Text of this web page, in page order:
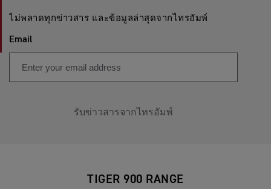
ไม่พลาดทุกข่าวสาร และข้อมูลล่าสุดจากไทรอัมพ์
Email
รับข่าวสารจากไทรอัมพ์
TIGER 900 RANGE